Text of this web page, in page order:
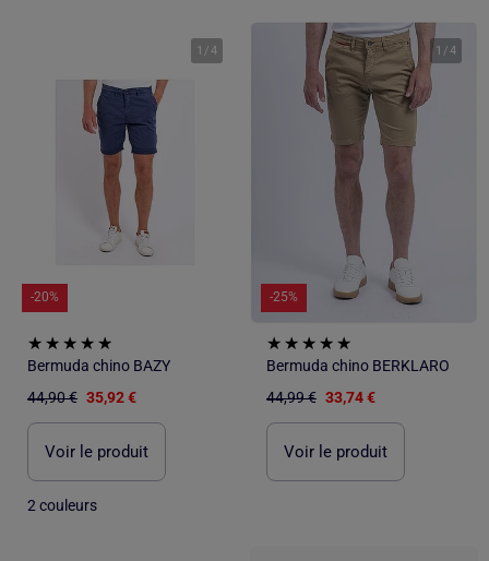
1 /4
-20%
Bermuda chino BAZY
44,90 € 35,92 €
Voir le produit
2 couleurs
1 /4
-25%
Bermuda chino BERKLARO
44,99 € 33,74 €
Voir le produit